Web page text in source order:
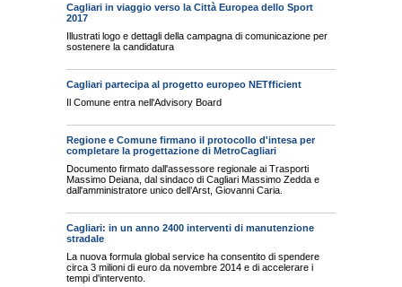
Cagliari in viaggio verso la Città Europea dello Sport
2017
Illustrati logo e dettagli della campagna di comunicazione per
sostenere la candidatura
Cagliari partecipa al progetto europeo NETfficient
Il Comune entra nell'Advisory Board
Regione e Comune firmano il protocollo d'intesa per
completare la progettazione di MetroCagliari
Documento firmato dall'assessore regionale ai Trasporti
Massimo Deiana, dal sindaco di Cagliari Massimo Zedda e
dall'amministratore unico dell’Arst, Giovanni Caria.
Cagliari: in un anno 2400 interventi di manutenzione
stradale
La nuova formula global service ha consentito di spendere
circa 3 milioni di euro da novembre 2014 e di accelerare i
tempi d'intervento.